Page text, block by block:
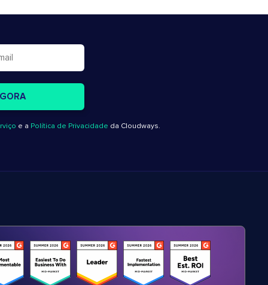
e a Política de Privacidade da Cloudways.